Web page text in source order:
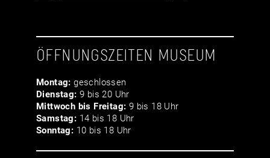
ÖFFNUNGSZEITEN MUSEUM
Montag: geschlossen
Dienstag: 9 bis 20 Uhr
Mittwoch bis Freitag: 9 bis 18 Uhr
Samstag: 14 bis 18 Uhr
Sonntag: 10 bis 18 Uhr